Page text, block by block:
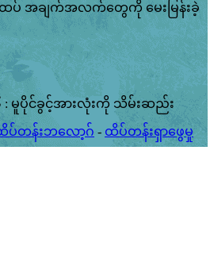
ပ် အချက်အလက်တွေကို မေးမြန်းခဲ့
: မူပိုင်ခွင့်အားလုံးကို သိမ်းဆည်း
ပ်တန်းဘလော့ဂ် - ထိပ်တန်းရှာဖွေမှု